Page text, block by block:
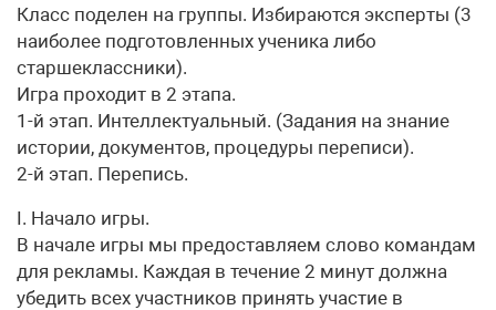
Класс поделен на группы. Избираются эксперты (3
наиболее подготовленных ученика либо
старшеклассники).
Игра проходит в 2 этапа.
1-й этап. Интеллектуальный. (Задания на знание
истории, документов, процедуры переписи).
2-й этап. Перепись.
I. Начало игры.
В начале игры мы предоставляем слово командам
для рекламы. Каждая в течение 2 минут должна
убедить всех участников принять участие в